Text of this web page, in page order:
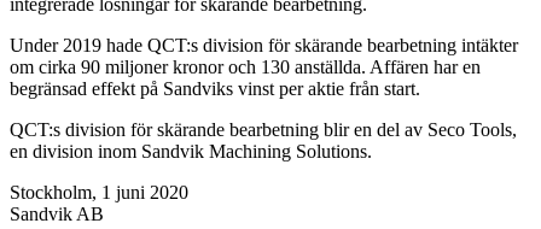
integrerade lösningar för skärande bearbetning.
Under 2019 hade QCT:s division för skärande bearbetning intäkter
om cirka 90 miljoner kronor och 130 anställda. Affären har en
begränsad effekt på Sandviks vinst per aktie från start.
QCT:s division för skärande bearbetning blir en del av Seco Tools,
en division inom Sandvik Machining Solutions.
Stockholm, 1 juni 2020
Sandvik AB